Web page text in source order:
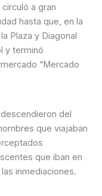
a gran
hasta que, en la
Plaza y Diagonal
y terminó
“Mercado
del
que viajaban
que iban en
inmediaciones.